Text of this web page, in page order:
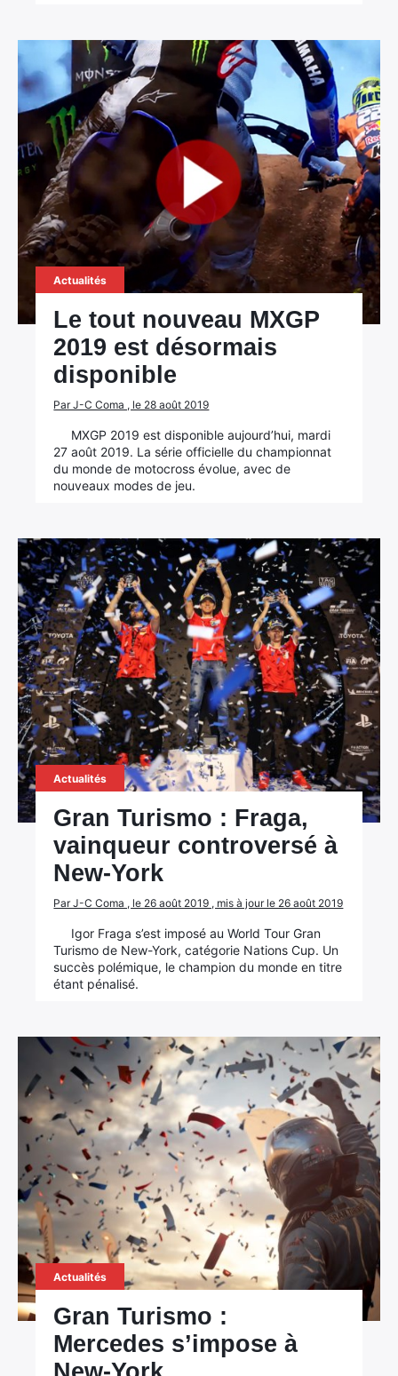
Actualités
Le tout nouveau MXGP
2019 est désormais
disponible
Par J-C Coma , le 28 août 2019
MXGP 2019 est disponible aujourd’hui, mardi
27 août 2019. La série officielle du championnat
du monde de motocross évolue, avec de
nouveaux modes de jeu.
Actualités
Gran Turismo : Fraga,
vainqueur controversé à
New-York
Par J-C Coma , le 26 août 2019 , mis à jour le 26 août 2019
Igor Fraga s’est imposé au World Tour Gran
Turismo de New-York, catégorie Nations Cup. Un
succès polémique, le champion du monde en titre
étant pénalisé.
Actualités
Gran Turismo :
Mercedes s’impose à